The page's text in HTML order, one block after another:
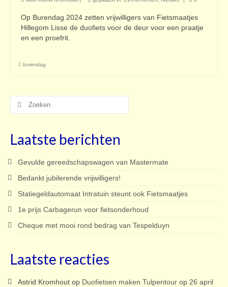
Op Burendag 2024 zetten vrijwilligers van Fietsmaatjes
Hillegom Lisse de duofiets voor de deur voor een praatje
en een proefrit.
burendag
Zoeken
Laatste berichten
Gevulde gereedschapswagen van Mastermate
Bedankt jubilerende vrijwilligers!
Statiegeldautomaat Intratuin steunt ook Fietsmaatjes
1e prijs Carbagerun voor fietsonderhoud
Cheque met mooi rond bedrag van Tespelduyn
Laatste reacties
Astrid Kromhout op Duofietsen maken Tulpentour op 26 april